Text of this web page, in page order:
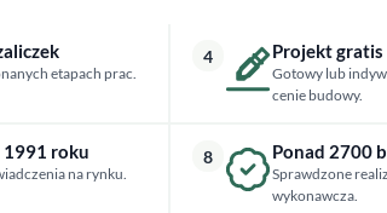
etapach prac.
4 Projekt
Gotowy lub
cenie budowy.
1991 roku
na rynku.
8 Ponad 2700
Sprawdzone
wykonawcza.